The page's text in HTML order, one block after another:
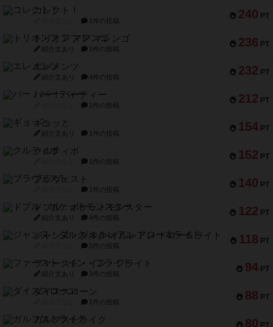
240 PT
コレクト！
1件の投稿
236 PT
トリオンフ ア マレンゴ
紹介文あり 1件の投稿
232 PT
エレメンツ
紹介文あり 4件の投稿
212 PT
バー！パーティー
1件の投稿
154 PT
ギョッと
紹介文あり 1件の投稿
152 PT
クルティボ
1件の投稿
140 PT
ブラヴェスト
1件の投稿
122 PT
ドブル：ポケットモンスター
紹介文あり 4件の投稿
118 PT
ジャンヌ・ダルク-オルレアン ドロー＆ライト
5件の投稿
94 PT
ファースト・イン・フライト
紹介文あり 3件の投稿
88 PT
ダイススローン
1件の投稿
80 PT
ガルフストライク